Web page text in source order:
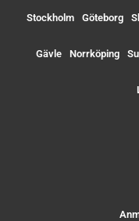
Stockholm Göteborg
Gävle Norrköping